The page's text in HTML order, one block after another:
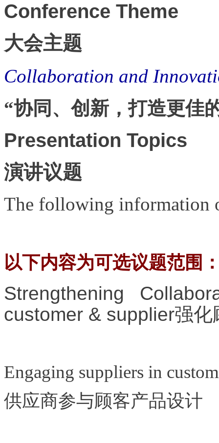
Conference Theme
大会主题
Collaboration and
“协同、创新，打造更佳
Presentation Topics
演讲议题
The following information
以下内容为可选议题范围
Strengthening
customer & supplier强化
Engaging suppliers in
供应商参与顾客产品设计